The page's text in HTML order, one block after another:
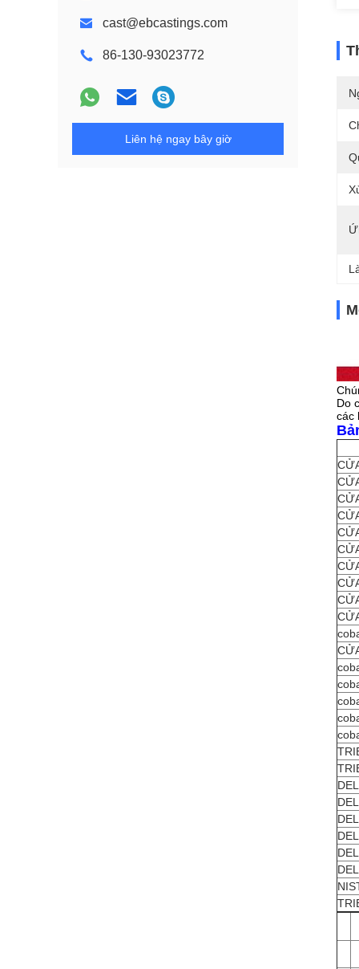
cast@ebcastings.com
86-130-93023772
Liên hệ ngay bây giờ
Do
các